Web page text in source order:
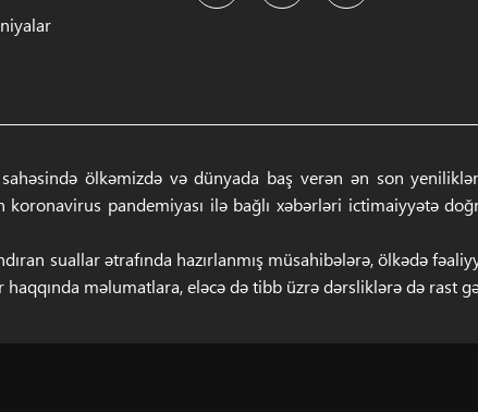
ölkəmizdə və dünyada baş verən ən son
pandemiyası ilə bağlı xəbərləri ictimaiyyətə
suallar ətrafında hazırlanmış müsahibələrə, ölkədə
məlumatlara, eləcə də tibb üzrə dərsliklərə də rast